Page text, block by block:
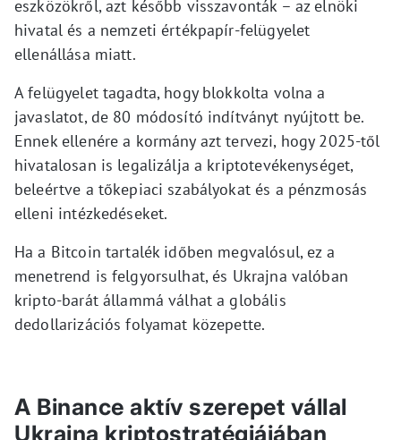
eszközökről, azt később visszavonták – az elnöki
hivatal és a nemzeti értékpapír-felügyelet
ellenállása miatt.
A felügyelet tagadta, hogy blokkolta volna a
javaslatot, de 80 módosító indítványt nyújtott be.
Ennek ellenére a kormány azt tervezi, hogy 2025-től
hivatalosan is legalizálja a kriptotevékenységet,
beleértve a tőkepiaci szabályokat és a pénzmosás
elleni intézkedéseket.
Ha a Bitcoin tartalék időben megvalósul, ez a
menetrend is felgyorsulhat, és Ukrajna valóban
kripto-barát állammá válhat a globális
dedollarizációs folyamat közepette.
A Binance aktív szerepet vállal
Ukrajna kriptostratégiájában